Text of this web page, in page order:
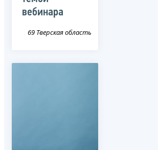
вебинара
69 Тверская область